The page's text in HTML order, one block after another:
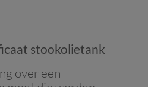
stookolietank
over een